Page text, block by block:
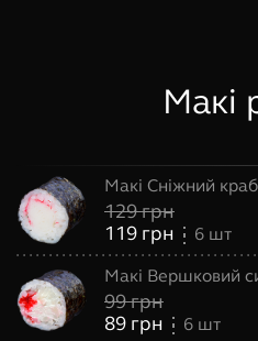
Макі
Макі Сніжний краб
129грн
119 грн 6 шт
Макі Вершковий
99грн
89 грн 6 шт